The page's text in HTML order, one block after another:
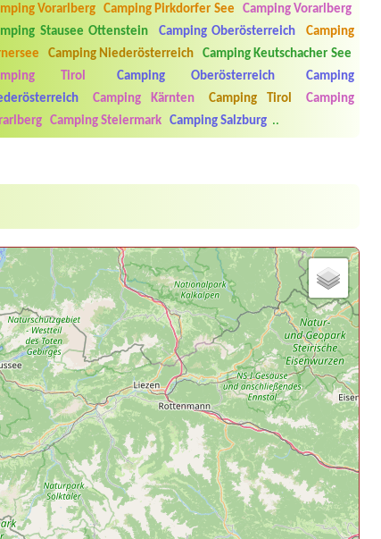
Vorarlberg Camping Pirkdorfer See
Camping Vorarlberg
Stausee Ottenstein
Camping Oberösterreich
Camping
Camping Niederösterreich
Camping Keutschacher See
Tirol
Camping Oberösterreich
Camping
Camping Kärnten Camping Tirol
Camping
Camping Steiermark Camping Salzburg ..